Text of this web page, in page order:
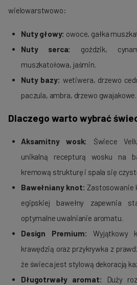
wielowarstwowo:
Nuty głowy: owoce, gałka
Nuty serca:
goździk,
muszkatołowa, jaśmin.
Nuty bazy: wetiwera, drzewo
paczula, ambra, drzewo gwajakowe.
Dlaczego warto wybrać
Aksamitny wosk:
Świece
unikalną recepturą wosku na
kremową strukturę i spala się
Bawełniany knot: Zastosowanie
egipskiej bawełny zapewnia
optymalne uwalnianie aromatu.
Design Premium: Wyjątkowy
krawędzią oraz przykrywka z
że świeca jest stylową dekoracją
Długotrwały aromat: Duży